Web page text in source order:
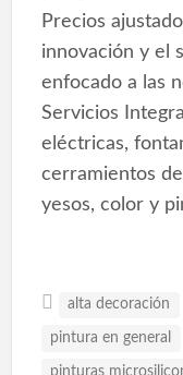
Precios
innovación y el
enfocado a las
Servicios
eléctricas,
cerramientos
yesos, color y
alta decoración
pintura en general
pinturas